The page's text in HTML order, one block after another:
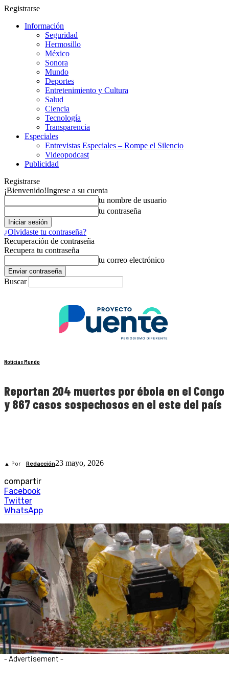
Registrarse
Información
Seguridad
Hermosillo
México
Sonora
Mundo
Deportes
Entretenimiento y Cultura
Salud
Ciencia
Tecnología
Transparencia
Especiales
Entrevistas Especiales – Rompe el Silencio
Videopodcast
Publicidad
Registrarse
¡Bienvenido!Ingrese a su cuenta
tu nombre de usuario
tu contraseña
¿Olvidaste tu contraseña?
Recuperación de contraseña
Recupera tu contraseña
tu correo electrónico
Buscar
Noticias Mundo
Reportan 204 muertes por ébola en el Congo
y 867 casos sospechosos en el este del país
▲ Por Redacción23 mayo, 2026
compartir
Facebook
Twitter
WhatsApp
- Advertisement -